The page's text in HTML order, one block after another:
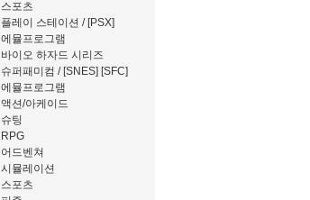
스포츠
플레이 스테이션 / [PSX]
에뮬프로그램
바이오 하자드 시리즈
슈퍼패미컴 / [SNES] [SFC]
에뮬프로그램
액션/아케이드
슈팅
RPG
어드벤쳐
시뮬레이션
스포츠